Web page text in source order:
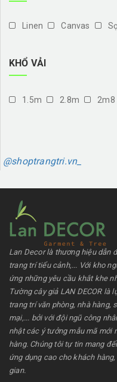
Linen Canvas
KHỔ VẢI
1.5m 2.8m 2m8
@shoptrangtri.vn_
Lan Decor là thương hiệu dẫn
trang trí tiểu cảnh,... Với kho
ứng những yêu cầu khắt khe
Tường cây giả LAN DECOR là
trang trí văn phòng, nhà hàng,
mại,... bởi với đội ngũ công
nhật các ý tưởng mẫu mã mới
hàng. Chúng tôi tự tin mang
ứng dụng cao cho khách
gian.